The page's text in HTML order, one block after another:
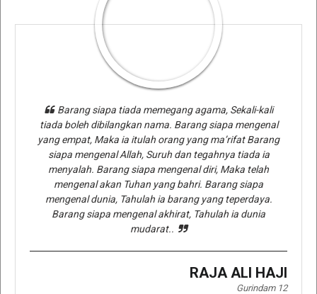
Barang siapa tiada memegang agama, Sekali-kali
tiada boleh dibilangkan nama. Barang siapa mengenal
yang empat, Maka ia itulah orang yang ma’rifat Barang
siapa mengenal Allah, Suruh dan tegahnya tiada ia
menyalah. Barang siapa mengenal diri, Maka telah
mengenal akan Tuhan yang bahri. Barang siapa
mengenal dunia, Tahulah ia barang yang teperdaya.
Barang siapa mengenal akhirat, Tahulah ia dunia
mudarat..
RAJA ALI HAJI
Gurindam 12